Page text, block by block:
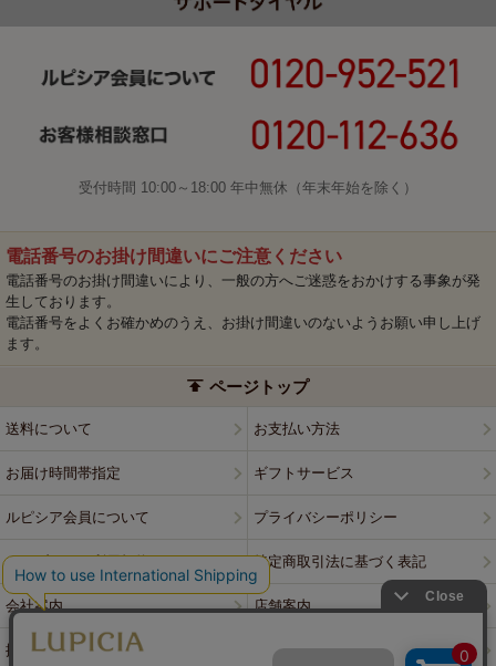
受付時間 10:00～18:00 年中無休（年末年始を除く）
電話番号のお掛け間違いにご注意ください
電話番号のお掛け間違いにより、一般の方へご迷惑をおかけする事象が発
生しております。
電話番号をよくお確かめのうえ、お掛け間違いのないようお願い申し上げ
ます。
ページトップ
送料について お支払い方法
お届け時間帯指定 ギフトサービス
ルピシア会員について プライバシーポリシー
ウェブサイト利用規約 特定商取引法に基づく表記
会社案内 店舗案内
採用情報 ルピシアブランド